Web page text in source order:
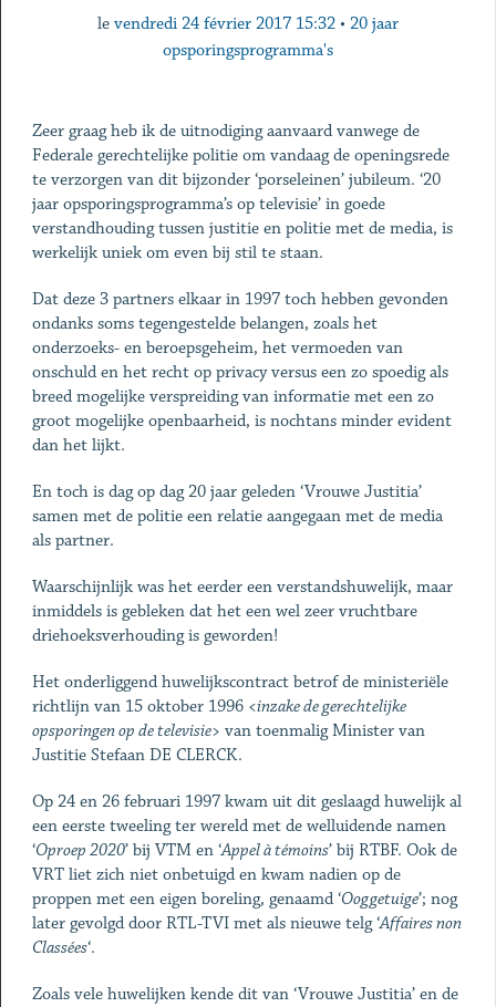
le vendredi 24 février 2017 15:32 • 20 jaar
opsporingsprogramma's
Zeer graag heb ik de uitnodiging aanvaard vanwege de
Federale gerechtelijke politie om vandaag de openingsrede
te verzorgen van dit bijzonder ‘porseleinen’ jubileum. ‘20
jaar opsporingsprogramma’s op televisie’ in goede
verstandhouding tussen justitie en politie met de media, is
werkelijk uniek om even bij stil te staan.
Dat deze 3 partners elkaar in 1997 toch hebben gevonden
ondanks soms tegengestelde belangen, zoals het
onderzoeks- en beroepsgeheim, het vermoeden van
onschuld en het recht op privacy versus een zo spoedig als
breed mogelijke verspreiding van informatie met een zo
groot mogelijke openbaarheid, is nochtans minder evident
dan het lijkt.
En toch is dag op dag 20 jaar geleden ‘Vrouwe Justitia’
samen met de politie een relatie aangegaan met de media
als partner.
Waarschijnlijk was het eerder een verstandshuwelijk, maar
inmiddels is gebleken dat het een wel zeer vruchtbare
driehoeksverhouding is geworden!
Het onderliggend huwelijkscontract betrof de ministeriële
richtlijn van 15 oktober 1996 <inzake de gerechtelijke
opsporingen op de televisie> van toenmalig Minister van
Justitie Stefaan DE CLERCK.
Op 24 en 26 februari 1997 kwam uit dit geslaagd huwelijk al
een eerste tweeling ter wereld met de welluidende namen
‘Oproep 2020’ bij VTM en ‘Appel à témoins’ bij RTBF. Ook de
VRT liet zich niet onbetuigd en kwam nadien op de
proppen met een eigen boreling, genaamd ‘Ooggetuige’; nog
later gevolgd door RTL-TVI met als nieuwe telg ‘Affaires non
Classées‘.
Zoals vele huwelijken kende dit van ‘Vrouwe Justitia’ en de